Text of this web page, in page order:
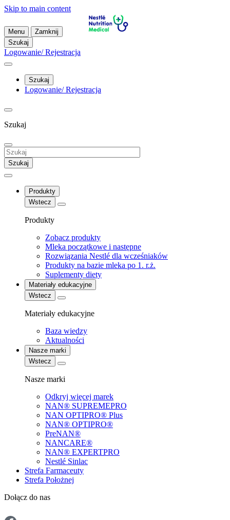
Skip to main content
Menu
Zamknij
Szukaj
Logowanie/ Rejestracja
Szukaj
Logowanie/ Rejestracja
Szukaj
Szukaj
Produkty
Wstecz
Produkty
Zobacz produkty
Mleka początkowe i następne
Rozwiązania Nestlé dla wcześniaków
Produkty na bazie mleka po 1. r.ż.
Suplementy diety
Materiały edukacyjne
Wstecz
Materiały edukacyjne
Baza wiedzy
Aktualności
Nasze marki
Wstecz
Nasze marki
Odkryj więcej marek
NAN® SUPREMEPRO
NAN OPTIPRO® Plus
NAN® OPTIPRO®
PreNAN®
NANCARE®
NAN® EXPERTPRO
Nestlé Sinlac
Strefa Farmaceuty
Strefa Położnej
Dołącz do nas